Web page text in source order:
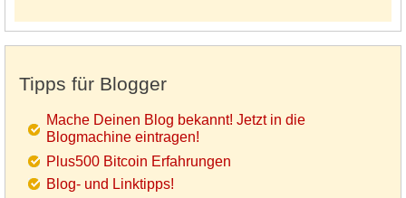
Tipps für Blogger
Mache Deinen Blog bekannt! Jetzt in die
Blogmachine eintragen!
Plus500 Bitcoin Erfahrungen
Blog- und Linktipps!